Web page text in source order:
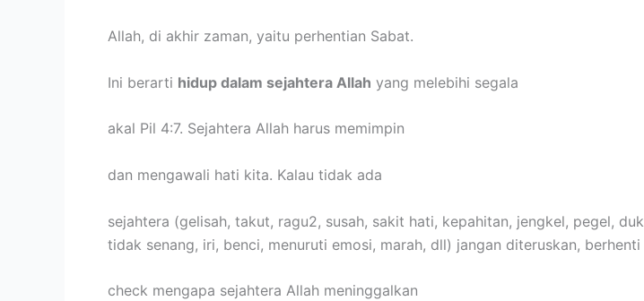
Allah, di akhir zaman, yaitu perhentian Sabat.
Ini berarti hidup dalam sejahtera Allah yang melebihi segala
akal Pil 4:7. Sejahtera Allah harus memimpin
dan mengawali hati kita. Kalau tidak ada
sejahtera (gelisah, takut, ragu2, susah, sakit hati, kepahitan, jengkel, pegel,
tidak senang, iri, benci, menuruti emosi, marah, dll) jangan diteruskan, berhenti
check mengapa sejahtera Allah meninggalkan